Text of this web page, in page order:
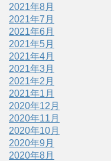
2021年8月
2021年7月
2021年6月
2021年5月
2021年4月
2021年3月
2021年2月
2021年1月
2020年12月
2020年11月
2020年10月
2020年9月
2020年8月